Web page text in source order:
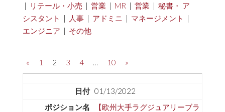
|
リテール・小売 | 営業 | MR | 営業 | 秘書・ ア
シスタント
| 人事| アドミニ | マネージメント
|
エンジニア | その他
« 1 2 3 4 … 10 »
01/13/2022
【欧州大手ラグジュアリーブラ